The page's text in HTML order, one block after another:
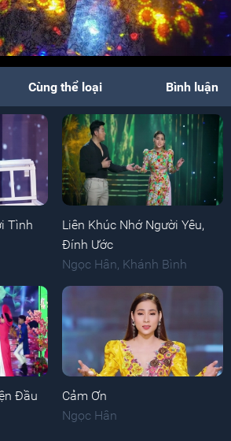
Cùng thể loại Bình luận
Tình
Liên Khúc Nhớ Người Yêu,
Đính Ước
Ngọc Hân Khánh Bình
Đầu
Cảm Ơn
Ngọc Hân